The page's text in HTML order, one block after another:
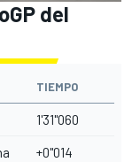
del
TIEMPO
1'31''060
+0"014